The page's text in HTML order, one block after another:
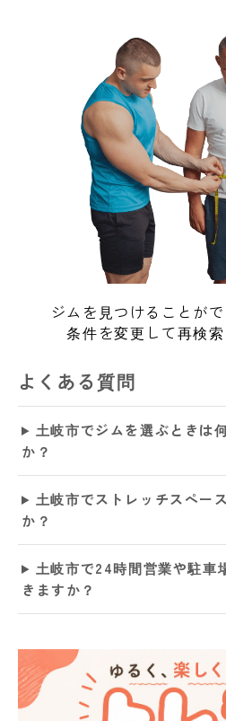
ジムを見つけることが
条件を変更して再検索
よくある質問
土岐市でジムを選ぶときは
か？
土岐市でストレッチスペー
か？
土岐市で24時間営業や駐車
きますか？